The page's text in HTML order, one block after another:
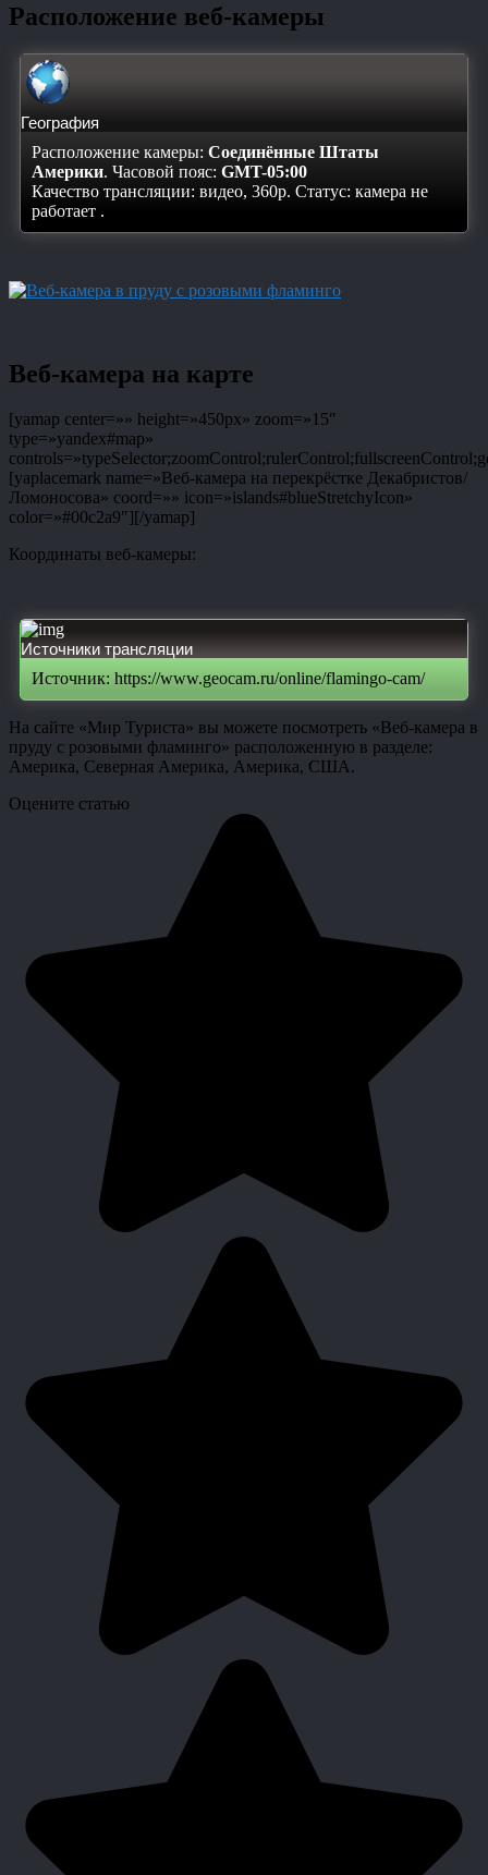
Расположение веб-камеры
География
Расположение камеры: Соединённые Штаты
Америки. Часовой пояс: GMT-05:00
Качество трансляции: видео, 360p. Статус: камера не
работает .
Веб-камера на карте
[yamap center=»» height=»450px» zoom=»15″
type=»yandex#map»
[yaplacemark name=»Веб-камера на перекрёстке Декабристов/
Ломоносова» coord=»» icon=»islands#blueStretchyIcon»
color=»#00c2a9″][/yamap]
Координаты веб-камеры:
Источники трансляции
Источник: https://www.geocam.ru/online/flamingo-cam/
На сайте «Мир Туриста» вы можете посмотреть «Веб-камера в
пруду с розовыми фламинго» расположенную в разделе:
Америка, Северная Америка, Америка, США.
Оцените статью